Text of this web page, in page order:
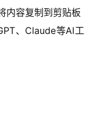
内容复制到剪贴板
、Claude等AI工